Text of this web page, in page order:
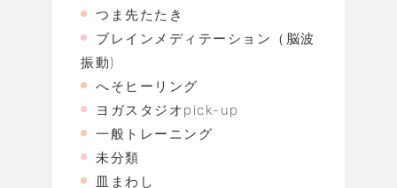
つま先たたき
ブレインメディテーション（脳波
振動)
へそヒーリング
ヨガスタジオpick-up
一般トレーニング
未分類
皿まわし